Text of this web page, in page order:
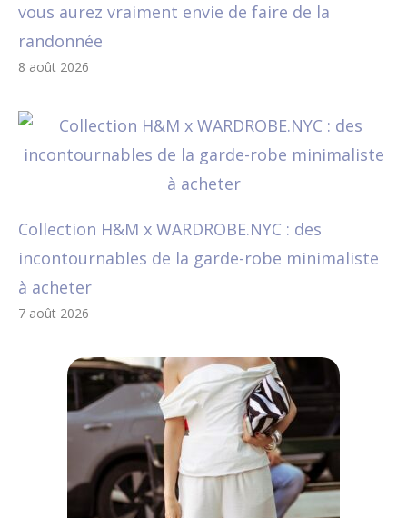
vous aurez vraiment envie de faire de la
randonnée
8 août 2026
Collection H&M x WARDROBE.NYC : des
incontournables de la garde-robe minimaliste
à acheter
7 août 2026